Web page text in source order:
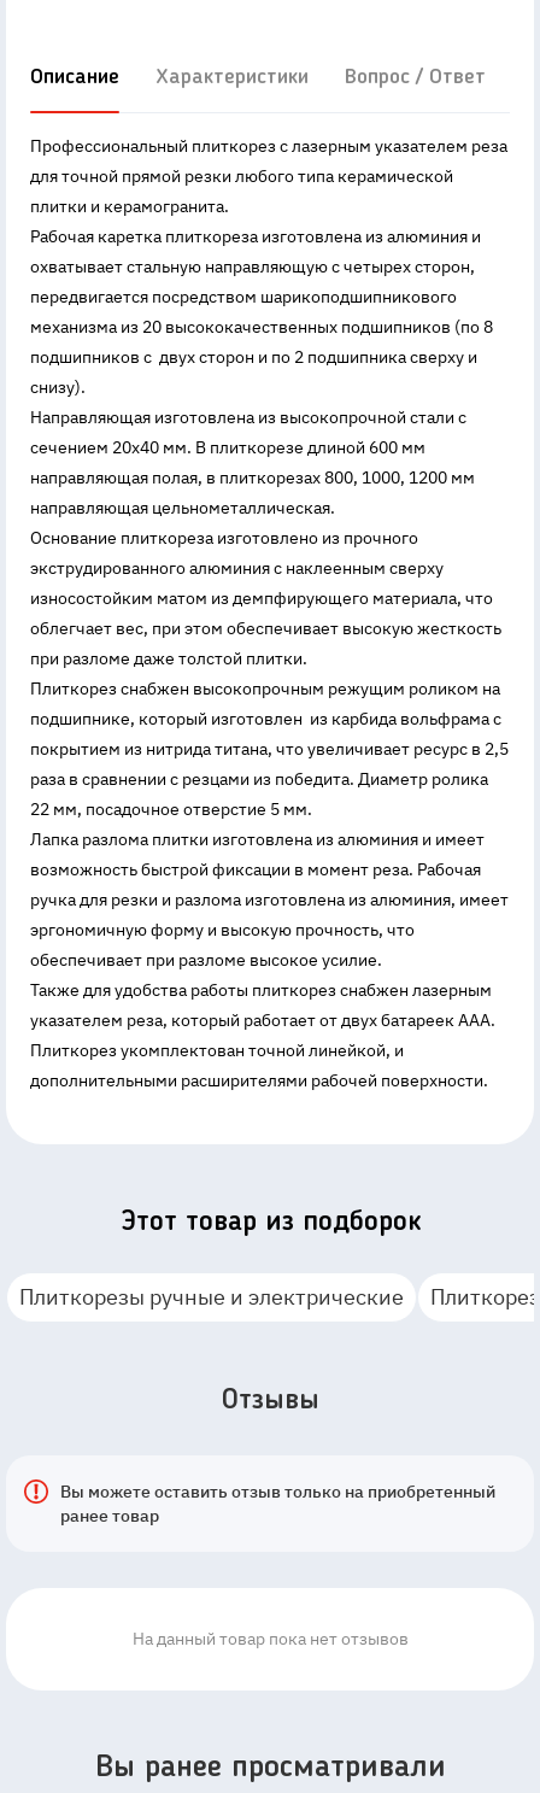
Описание Характеристики Вопрос / Ответ
Профессиональный плиткорез с лазерным указателем реза
для точной прямой резки любого типа керамической
плитки и керамогранита.
Рабочая каретка плиткореза изготовлена из алюминия и
охватывает стальную направляющую с четырех сторон,
передвигается посредством шарикоподшипникового
механизма из 20 высококачественных подшипников (по 8
подшипников с двух сторон и по 2 подшипника сверху и
снизу).
Направляющая изготовлена из высокопрочной стали с
сечением 20х40 мм. В плиткорезе длиной 600 мм
направляющая полая, в плиткорезах 800, 1000, 1200 мм
направляющая цельнометаллическая.
Основание плиткореза изготовлено из прочного
экструдированного алюминия с наклеенным сверху
износостойким матом из демпфирующего материала, что
облегчает вес, при этом обеспечивает высокую жесткость
при разломе даже толстой плитки.
Плиткорез снабжен высокопрочным режущим роликом на
подшипнике, который изготовлен из карбида вольфрама с
покрытием из нитрида титана, что увеличивает ресурс в 2,5
раза в сравнении с резцами из победита. Диаметр ролика
22 мм, посадочное отверстие 5 мм.
Лапка разлома плитки изготовлена из алюминия и имеет
возможность быстрой фиксации в момент реза. Рабочая
ручка для резки и разлома изготовлена из алюминия, имеет
эргономичную форму и высокую прочность, что
обеспечивает при разломе высокое усилие.
Также для удобства работы плиткорез снабжен лазерным
указателем реза, который работает от двух батареек ААА.
Плиткорез укомплектован точной линейкой, и
дополнительными расширителями рабочей поверхности.
Этот товар из подборок
Плиткорезы ручные и электрические
Отзывы
Вы можете оставить отзыв только на приобретенный
ранее товар
На данный товар пока нет отзывов
Вы ранее просматривали